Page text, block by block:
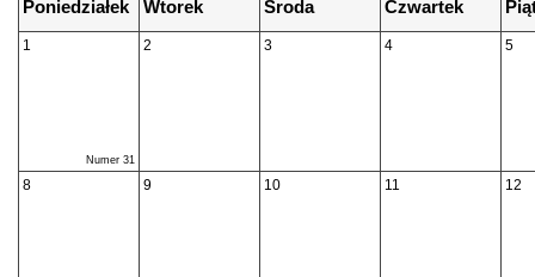
Poniedziałek Wtorek Środa Czwartek
1
Numer 31
2 3 4 5
8 9 10 11 12